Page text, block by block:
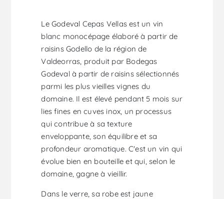
Le Godeval Cepas Vellas est un vin
blanc monocépage élaboré à partir de
raisins Godello de la région de
Valdeorras, produit par Bodegas
Godeval à partir de raisins sélectionnés
parmi les plus vieilles vignes du
domaine. Il est élevé pendant 5 mois sur
lies fines en cuves inox, un processus
qui contribue à sa texture
enveloppante, son équilibre et sa
profondeur aromatique. C'est un vin qui
évolue bien en bouteille et qui, selon le
domaine, gagne à vieillir.
Dans le verre, sa robe est jaune